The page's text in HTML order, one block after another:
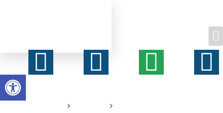
Facebook-
f
Abrir a barra de ferramentas